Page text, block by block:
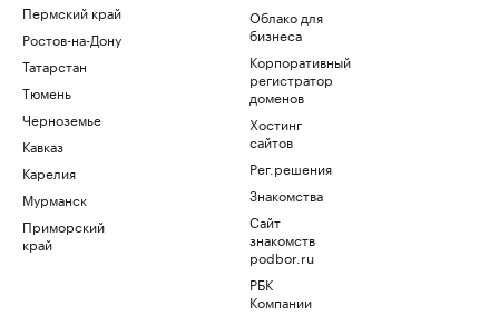
Пермский край
Ростов-на-Дону
Татарстан
Тюмень
Черноземье
Кавказ
Карелия
Мурманск
Приморский
край
Облако для
бизнеса
Корпоративный
регистратор
доменов
Хостинг
сайтов
Рег.решения
Знакомства
Сайт
знакомств
podbor.ru
РБК
Компании